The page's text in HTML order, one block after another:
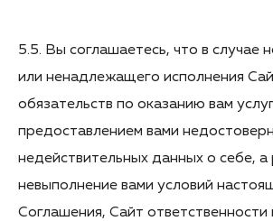
5.5. Вы соглашаетесь, что в случае
или ненадлежащего исполнения
обязательств по оказанию вам
предоставлением вами
недействительных данных о себе, а
невыполнение вами условий
Соглашения, Сайт ответственности